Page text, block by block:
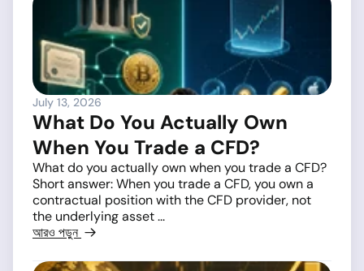
July 13, 2026
What Do You Actually Own
When You Trade a CFD?
What do you actually own when you trade a CFD?
Short answer: When you trade a CFD, you own a
contractual position with the CFD provider, not
the underlying asset ...
আরও পড়ুন